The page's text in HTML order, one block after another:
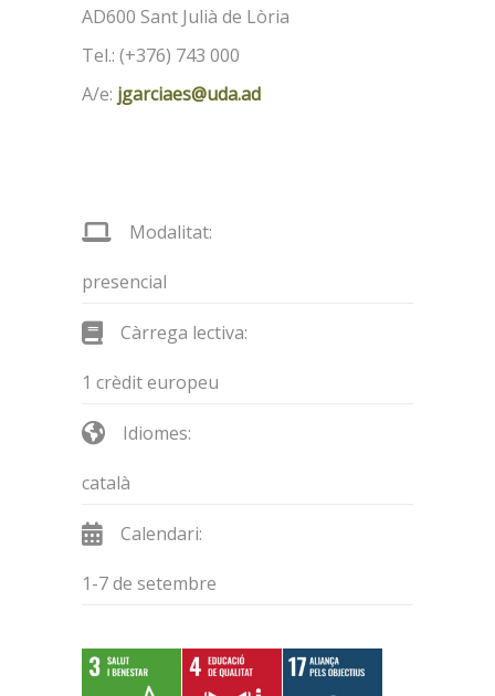
AD600 Sant Julià de Lòria
Tel.: (+376) 743 000
A/e: jgarciaes@uda.ad
Modalitat:
presencial
Càrrega lectiva:
1 crèdit europeu
Idiomes:
català
Calendari:
1-7 de setembre